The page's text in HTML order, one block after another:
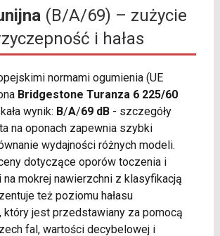
(B/A/69) – zużycie
i hałas
normami ogumienia (UE
Bridgestone Turanza 6 225/60
wynik: B/A/69 dB- szczegóły
na oponach zapewnia szybki
wydajności różnych modeli.
dotyczące oporów toczenia i
mokrej nawierzchni z klasyfikacją
też poziomu hałasu
który jest przedstawiany za pomocą
fal, wartości decybelowej i